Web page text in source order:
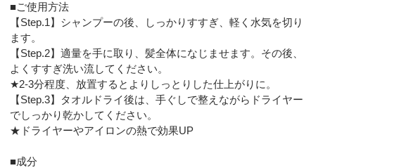
■ご使用方法
【Step.1】シャンプーの後、しっかりすすぎ、軽く水気を切り
ます。
【Step.2】適量を手に取り、髪全体になじませます。その後、
よくすすぎ洗い流してください。
★2-3分程度、放置するとよりしっとりした仕上がりに。
【Step.3】タオルドライ後は、手ぐしで整えながらドライヤー
でしっかり乾かしてください。
★ドライヤーやアイロンの熱で効果UP
■成分